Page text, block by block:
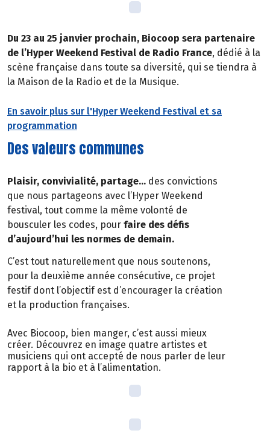
Du 23 au 25 janvier prochain, Biocoop sera partenaire
de l’Hyper Weekend Festival de Radio France, dédié à la
scène française dans toute sa diversité, qui se tiendra à
la Maison de la Radio et de la Musique.
En savoir plus sur l'Hyper Weekend Festival et sa
programmation
Des valeurs communes
Plaisir, convivialité, partage… des convictions
que nous partageons avec l’Hyper Weekend
festival, tout comme la même volonté de
bousculer les codes, pour faire des défis
d’aujourd’hui les normes de demain.
C’est tout naturellement que nous soutenons,
pour la deuxième année consécutive, ce projet
festif dont l’objectif est d’encourager la création
et la production françaises.
Avec Biocoop, bien manger, c’est aussi mieux
créer. Découvrez en image quatre artistes et
musiciens qui ont accepté de nous parler de leur
rapport à la bio et à l’alimentation.